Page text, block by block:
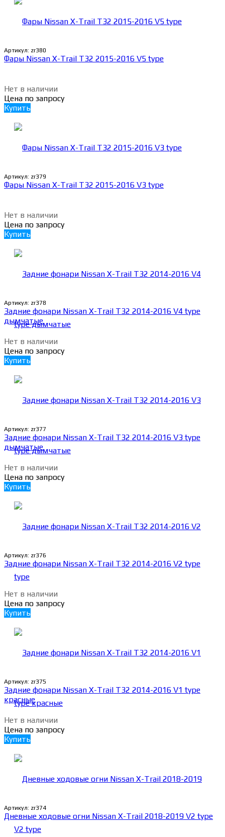
Артикул: zr380
Фары Nissan X-Trail T32 2015-2016 V5 type
Нет в наличии
Цена по запросу
Купить
Артикул: zr379
Фары Nissan X-Trail T32 2015-2016 V3 type
Нет в наличии
Цена по запросу
Купить
Артикул: zr378
Задние фонари Nissan X-Trail Т32 2014-2016 V4 type
дымчатые
Нет в наличии
Цена по запросу
Купить
Артикул: zr377
Задние фонари Nissan X-Trail Т32 2014-2016 V3 type
дымчатые
Нет в наличии
Цена по запросу
Купить
Артикул: zr376
Задние фонари Nissan X-Trail Т32 2014-2016 V2 type
Нет в наличии
Цена по запросу
Купить
Артикул: zr375
Задние фонари Nissan X-Trail Т32 2014-2016 V1 type
красные
Нет в наличии
Цена по запросу
Купить
Артикул: zr374
Дневные ходовые огни Nissan X-Trail 2018-2019 V2 type